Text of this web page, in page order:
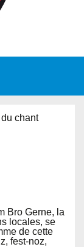
du chant
Bro Gerne, la
locales, se
de cette
fest-noz,